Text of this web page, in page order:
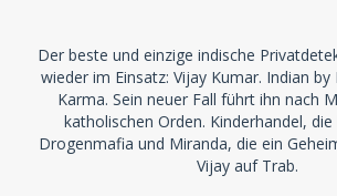
Der beste und einzige indische
wieder im Einsatz: Vijay Kumar. Indian
Karma. Sein neuer Fall führt ihn nach
katholischen Orden. Kinderhandel, die
Drogenmafia und Miranda, die ein
Vijay auf Trab.